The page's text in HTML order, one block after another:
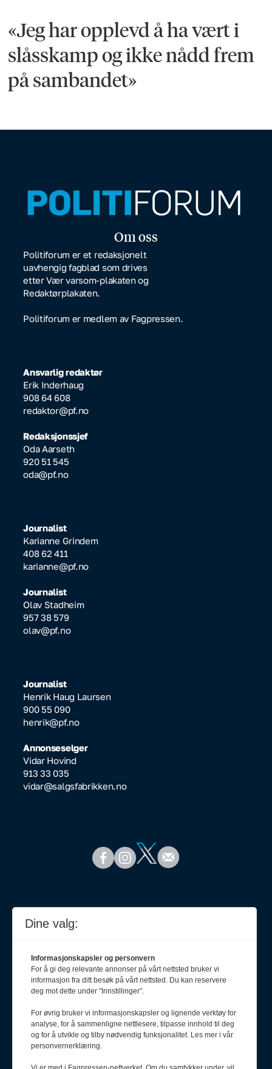
«Jeg har opplevd å ha vært i
slåsskamp og ikke nådd frem
på sambandet»
Om oss
Politiforum er et redaksjonelt
uavhengig fagblad som drives
etter Vær varsom-plakaten og
Redaktørplakaten.
Politiforum er medlem av Fagpressen.
Ansvarlig redaktør
Erik Inderhaug
908 64 608
redaktor@pf.no
Redaksjonssjef
Oda Aarseth
920 51 545
oda@pf.no
Journalist
Karianne Grindem
408 62 411
karianne@pf.no
Journalist
Olav Stadheim
957 38 579
olav@pf.no
Journalist
Henrik Haug Laursen
900 55 090
henrik@pf.no
Annonseselger
Vidar Hovind
913 33 035
vidar@salgsfabrikken.no
Meld deg på nyhetsbrev
Dine valg:
Informasjonskapsler og personvern
For å gi deg relevante annonser på vårt nettsted bruker vi
informasjon fra ditt besøk på vårt nettsted. Du kan reservere
deg mot dette under "Innstillinger".
For øvrig bruker vi informasjonskapsler og lignende verktøy for
analyse, for å sammenligne nettlesere, tilpasse innhold til deg
og for å utvikle og tilby nødvendig funksjonalitet. Les mer i vår
personvernerklæring.